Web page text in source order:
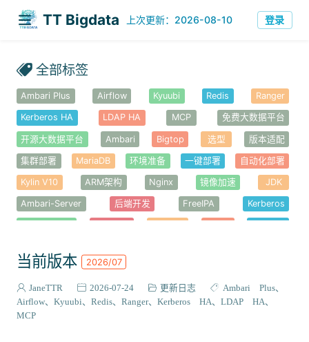
TT Bigdata 上次更新：2026-08-10 登录
全部标签
Ambari Plus Airflow Kyuubi Redis Ranger
Kerberos HA LDAP HA MCP 免费大数据平台
开源大数据平台 Ambari Bigtop 选型 版本适配
集群部署 MariaDB 环境准备 一键部署 自动化部署
Kylin V10 ARM架构 Nginx 镜像加速 JDK
Ambari-Server 后端开发 FreeIPA Kerberos
Knox Hue Alluxio
Ambari-Metrics Kafka Spark Hive Tez
ZooKeeper
当前版本 2026/07
JaneTTR 2026-07-24 更新日志
Ambari Plus
Airflow
Kyuubi Redis Ranger Kerberos HA
LDAP HA
MCP